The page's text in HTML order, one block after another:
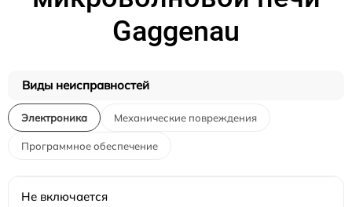
Gaggenau
Виды неисправностей
Электроника Механические повреждения
Программное обеспечение
Не включается